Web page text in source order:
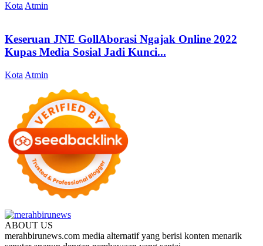
Kota Atmin
Keseruan JNE GollAborasi Ngajak Online 2022
Kupas Media Sosial Jadi Kunci...
Kota Atmin
ABOUT US
merahbirunews.com media alternatif yang berisi konten menarik